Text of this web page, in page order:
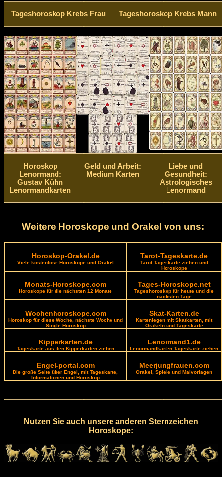
Tageshoroskop Krebs Frau Tageshoroskop Krebs Mann
Horoskop
Lenormand:
Gustav Kühn
Lenormandkarten
Geld und Arbeit:
Medium Karten
Liebe und
Gesundheit:
Astrologisches
Lenormand
Weitere Horoskope und Orakel von uns:
Horoskop-Orakel.de
Viele kostenlose Horoskope und Orakel
Tarot-Tageskarte.de
Tarot Tageskarte ziehen und
Horoskope
Monats-Horoskope.com
Horoskope für die nächsten 12 Monate
Tages-Horoskope.net
Tageshoroskop für heute und die
nächsten Tage
Wochenhoroskope.com
Horoskop für diese Woche, nächste Woche und
Single Horoskop
Skat-Karten.de
Kartenlegen mit Skatkarten, mit
Orakeln und Tageskarte
Kipperkarten.de
Tageskarte aus den Kipperkarten ziehen
Lenormand1.de
Lenormandkarten Tageskarte ziehen
Engel-portal.com
Die große Seite über Engel, mit Tageskarte,
Informationen und Horoskop
Meerjungfrauen.com
Orakel, Spiele und Malvorlagen
Nutzen Sie auch unsere anderen Sternzeichen
Horoskope: